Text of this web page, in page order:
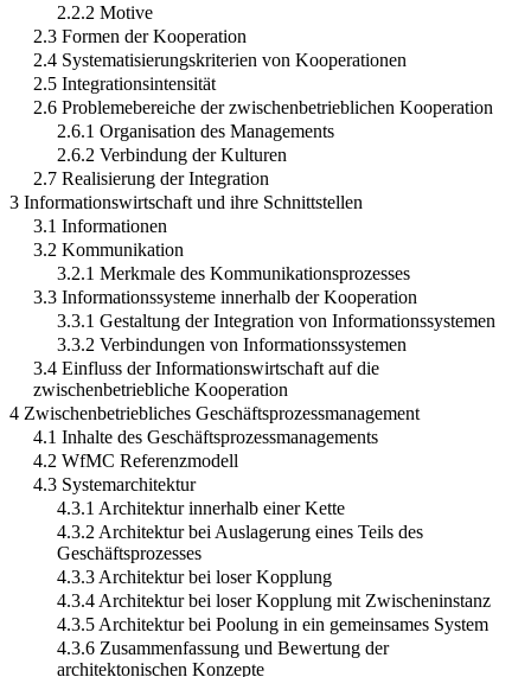
2.2.2 Motive
2.3 Formen der Kooperation
2.4 Systematisierungskriterien von Kooperationen
2.5 Integrationsintensität
2.6 Problemebereiche der zwischenbetrieblichen Kooperation
2.6.1 Organisation des Managements
2.6.2 Verbindung der Kulturen
2.7 Realisierung der Integration
3 Informationswirtschaft und ihre Schnittstellen
3.1 Informationen
3.2 Kommunikation
3.2.1 Merkmale des Kommunikationsprozesses
3.3 Informationssysteme innerhalb der Kooperation
3.3.1 Gestaltung der Integration von Informationssystemen
3.3.2 Verbindungen von Informationssystemen
3.4 Einfluss der Informationswirtschaft auf die
zwischenbetriebliche Kooperation
4 Zwischenbetriebliches Geschäftsprozessmanagement
4.1 Inhalte des Geschäftsprozessmanagements
4.2 WfMC Referenzmodell
4.3 Systemarchitektur
4.3.1 Architektur innerhalb einer Kette
4.3.2 Architektur bei Auslagerung eines Teils des
Geschäftsprozesses
4.3.3 Architektur bei loser Kopplung
4.3.4 Architektur bei loser Kopplung mit Zwischeninstanz
4.3.5 Architektur bei Poolung in ein gemeinsames System
4.3.6 Zusammenfassung und Bewertung der
architektonischen Konzepte